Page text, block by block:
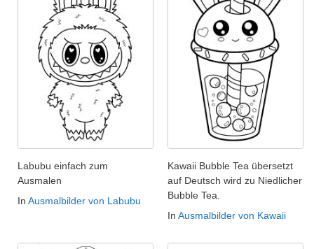
Labubu einfach zum
Ausmalen
In Ausmalbilder von Labubu
Kawaii Bubble Tea übersetzt
auf Deutsch wird zu Niedlicher
Bubble Tea.
In Ausmalbilder von Kawaii